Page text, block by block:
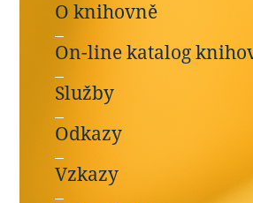
O knihovně
On-line katalog
Služby
Odkazy
Vzkazy